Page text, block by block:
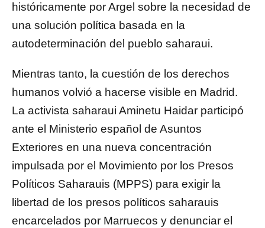
históricamente por Argel sobre la necesidad de
una solución política basada en la
autodeterminación del pueblo saharaui.
Mientras tanto, la cuestión de los derechos
humanos volvió a hacerse visible en Madrid.
La activista saharaui Aminetu Haidar participó
ante el Ministerio español de Asuntos
Exteriores en una nueva concentración
impulsada por el Movimiento por los Presos
Políticos Saharauis (MPPS) para exigir la
libertad de los presos políticos saharauis
encarcelados por Marruecos y denunciar el